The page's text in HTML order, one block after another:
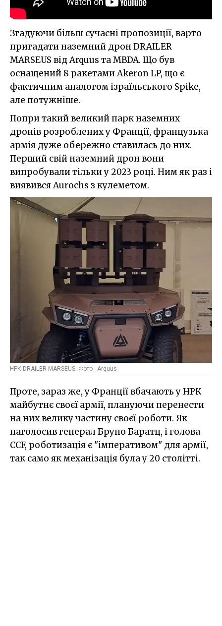
Згадуючи більш сучасні пропозиції, варто
пригадати наземний дрон DRAILER
MARSEUS від Arquus та MBDA. Що був
оснащений 8 ракетами Akeron LP, що є
фактичним аналогом ізраїльського Spike,
але потужніше.
Попри такий великий парк наземних
дронів розроблених у Франції, французька
армія дуже обережно ставилась до них.
Перший свій наземний дрон вони
випробували тільки у 2023 році. Ним як раз і
виявився Aurochs з кулеметом.
НРК DRAILER MARSEUS. Фото - Arquus
Проте, зараз же, у Франції вбачають у НРК
майбутнє своєї армії, плануючи перенести
на них велику частину своєї роботи. Як
наголосив генерал Бруно Баратц, і голова
CCF, роботизація є "імперативом" для армії,
так само як механізація була у 20 столітті.